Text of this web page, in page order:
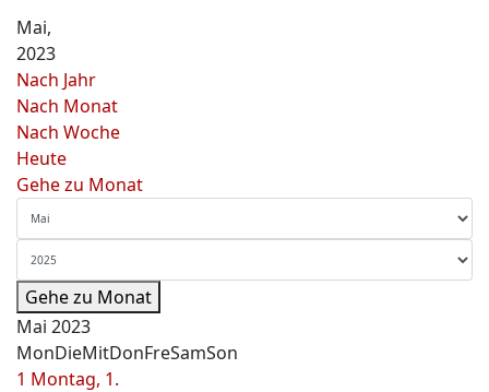
Mai,
2023
Nach Jahr
Nach Monat
Nach Woche
Heute
Gehe zu Monat
Gehe zu Monat
Mai 2023
MonDieMitDonFreSamSon
1 Montag, 1.